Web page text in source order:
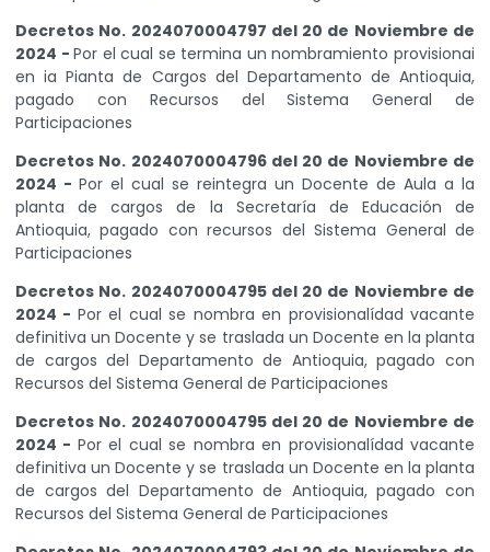
Decretos No. 2024070004797 del 20 de Noviembre de
2024 -Por el cual se termina un nombramiento provisionai
en ia Pianta de Cargos del Departamento de Antioquia,
pagado con Recursos del Sistema General de
Participaciones
Decretos No. 2024070004796 del 20 de Noviembre de
2024 - Por el cual se reintegra un Docente de Aula a la
planta de cargos de la Secretaría de Educación de
Antioquia, pagado con recursos del Sistema General de
Participaciones
Decretos No. 2024070004795 del 20 de Noviembre de
2024 - Por el cual se nombra en provisionalídad vacante
definitiva un Docente y se traslada un Docente en la planta
de cargos del Departamento de Antioquia, pagado con
Recursos del Sistema General de Participaciones
Decretos No. 2024070004795 del 20 de Noviembre de
2024 - Por el cual se nombra en provisionalídad vacante
definitiva un Docente y se traslada un Docente en la planta
de cargos del Departamento de Antioquia, pagado con
Recursos del Sistema General de Participaciones